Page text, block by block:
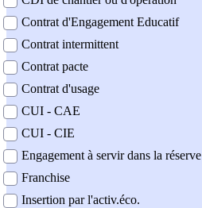
Contrat d'Engagement Educatif
Contrat intermittent
Contrat pacte
Contrat d'usage
CUI - CAE
CUI - CIE
Engagement à servir dans la réserve
Franchise
Insertion par l'activ.éco.